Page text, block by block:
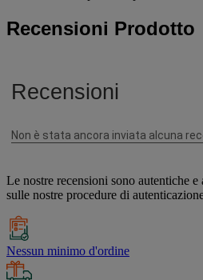
Recensioni Prodotto
Le nostre recensioni sono autentiche
sulle nostre procedure di
Nessun minimo d'ordine